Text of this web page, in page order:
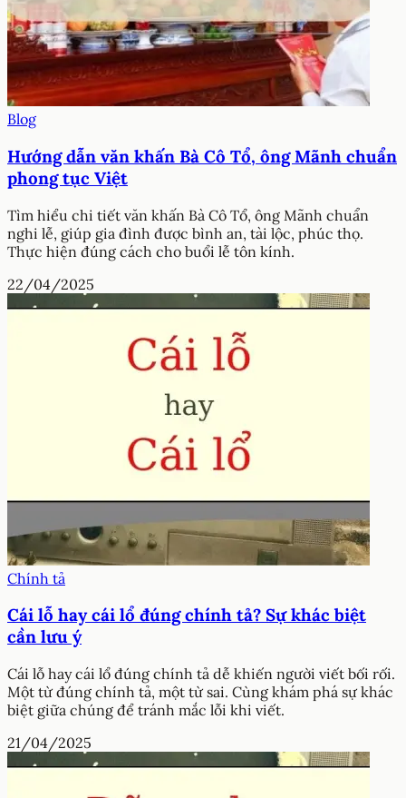
Blog
Hướng dẫn văn khấn Bà Cô Tổ, ông Mãnh chuẩn
phong tục Việt
Tìm hiểu chi tiết văn khấn Bà Cô Tổ, ông Mãnh chuẩn
nghi lễ, giúp gia đình được bình an, tài lộc, phúc thọ.
Thực hiện đúng cách cho buổi lễ tôn kính.
22/04/2025
Chính tả
Cái lỗ hay cái lổ đúng chính tả? Sự khác biệt
cần lưu ý
Cái lỗ hay cái lổ đúng chính tả dễ khiến người viết bối rối.
Một từ đúng chính tả, một từ sai. Cùng khám phá sự khác
biệt giữa chúng để tránh mắc lỗi khi viết.
21/04/2025